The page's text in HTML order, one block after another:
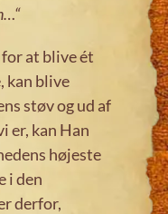
…“
at blive ét
kan blive
støv og ud af
er, kan Han
højeste
i den
derfor,